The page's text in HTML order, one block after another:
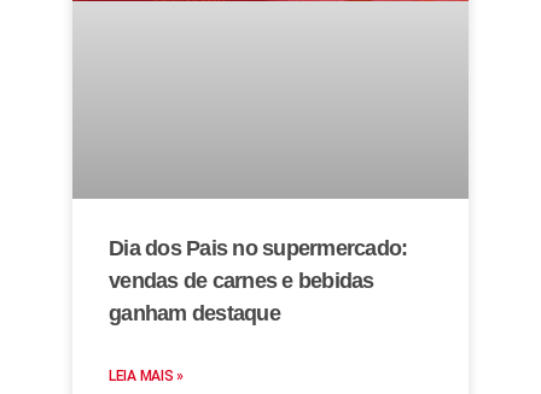
Dia dos Pais no supermercado:
vendas de carnes e bebidas
ganham destaque
LEIA MAIS »